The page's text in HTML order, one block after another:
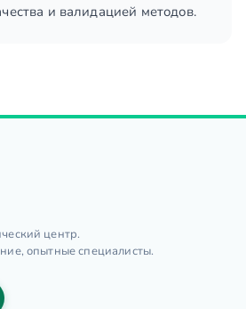
и валидацией методов.
центр.
опытные специалисты.